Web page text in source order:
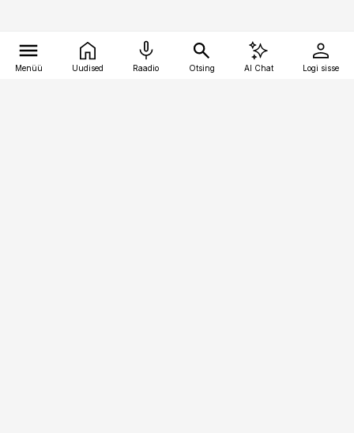
Menüü Uudised Raadio Otsing AI Chat Logi sisse